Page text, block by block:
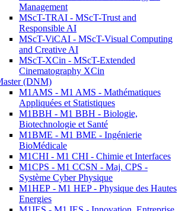
Management
MScT-TRAI - MScT-Trust and
Responsible AI
MScT-ViCAI - MScT-Visual Computing
and Creative AI
MScT-XCin - MScT-Extended
Cinematography XCin
(DNM)
M1AMS - M1 AMS - Mathématiques
Appliquées et Statistiques
M1BBH - M1 BBH - Biologie,
Biotechnologie et Santé
M1BME - M1 BME - Ingénierie
BioMédicale
M1CHI - M1 CHI - Chimie et Interfaces
M1CPS - M1 CCSN - Maj. CPS -
Système Cyber Physique
M1HEP - M1 HEP - Physique des Hautes
Energies